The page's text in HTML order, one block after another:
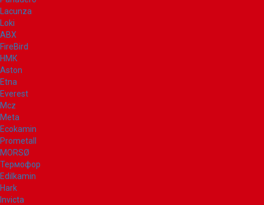
Lacunza
Loki
ABX
FireBird
НМК
Aston
Etna
Everest
Mcz
Meta
Ecokamin
Prometall
MORSØ
Термофор
Edilkamin
Hark
Invicta